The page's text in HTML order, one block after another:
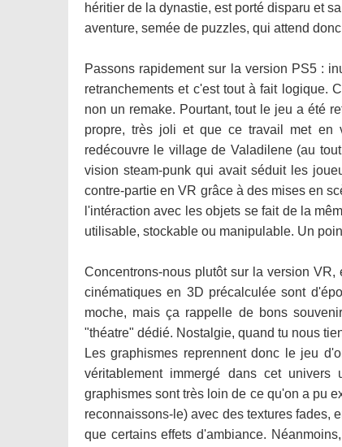
héritier de la dynastie, est porté disparu et
aventure, semée de puzzles, qui attend
Passons rapidement sur la version PS5 :
retranchements et c'est tout à fait logique.
non un remake. Pourtant, tout le jeu a été
propre, très joli et que ce travail met en
redécouvre le village de Valadilene (au
vision steam-punk qui avait séduit les
contre-partie en VR grâce à des mises en
l'intéraction avec les objets se fait de la
utilisable, stockable ou manipulable. Un
Concentrons-nous plutôt sur la version
cinématiques en 3D précalculée sont
moche, mais ça rappelle de bons
"théatre" dédié. Nostalgie, quand tu nous
Les graphismes reprennent donc le jeu
véritablement immergé dans cet
graphismes sont très loin de ce qu'on a pu
reconnaissons-le) avec des textures fades,
que certains effets d'ambiance.